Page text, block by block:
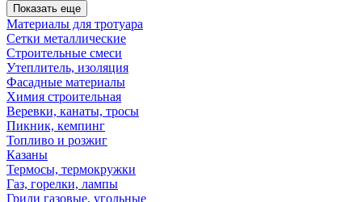
Показать еще
Материалы для тротуара
Сетки металлические
Строительные смеси
Утеплитель, изоляция
Фасадные материалы
Химия строительная
Веревки, канаты, тросы
Пикник, кемпинг
Топливо и розжиг
Казаны
Термосы, термокружки
Газ, горелки, лампы
Грили газовые, угольные